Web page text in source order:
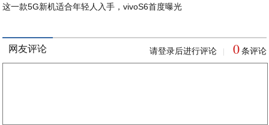
这一款5G新机适合年轻人入手，vivoS6首度曝光
网友评论 请登录后进行评论 0 条评论